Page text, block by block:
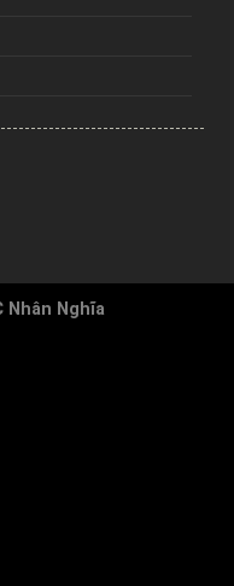
Nhân Nghĩa